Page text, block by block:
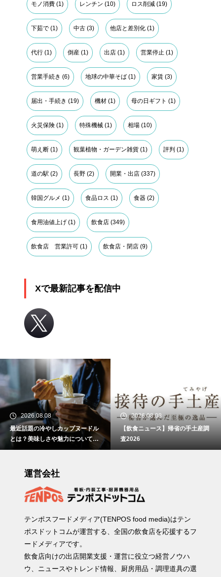
モノ消費 (1) レンチン (10) ロス削減 (19)
下茹で (1) 中古 (3) 他店と差別化 (1)
代行 (1) 倒産 (1) 出店 (1) 営業停止 (1)
営業手続き (6) 地球の中華そば (1) 家賃 (3)
届出・手続き (19) 機材 (1) 母の日ギフト (1)
火災保険 (1) 特殊機械 (1) 相場 (10)
萌え断 (1) 観葉植物・ガーデン雑貨 (1) 評判 (1)
道の駅 (2) 長野 (2) 開業・出店 (337)
韓国グルメ (1) 食品ロス (1) 食器 (2)
食用油値上げ (1) 飲食店 (349)
飲食店 営業許可 (1) 飲食店・閉店 (9)
Xで最新記事を配信中
2026.08.08
最近話題の冷やしカップヌードル
とは？美味しさや魅力について解
説！
2026.08.08
【飲食ニュース】帰省の手土産調
査2026
運営会社
テンポスフードメディア(TENPOS food media)はテン
ポスドットコムが運営する、全国の飲食店を応援するフ
ードメディアです。
飲食店向けの出店開業支援・運営に役立つ経営ノウハ
ウ、ニュースやトレンド情報、厨房用品・調理道具の選